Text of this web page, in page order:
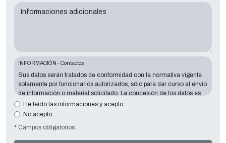
Informaciones adicionales
INFORMACIÓN - Contactos
Sus datos serán tratados de conformidad con la normativa vigente
solamente por funcionarios autorizados, sólo para dar curso al envío
de información o material solicitado. La concesión de los datos es
esencial en relación con la finalidad expuesta; los datos que faltan
harán imposible contactar con usted y satisfacer sus peticiones. El
Via A. Dominutti, 6 37135 (VR) Italy
He leído las informaciones y acepto
No acepto
* Campos obligatorios